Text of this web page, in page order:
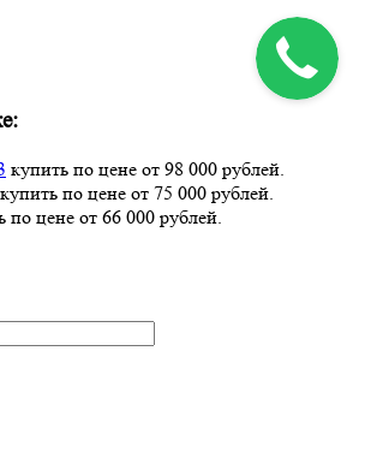
купить по цене от 98 000 рублей.
купить по цене от 75 000 рублей.
по цене от 66 000 рублей.